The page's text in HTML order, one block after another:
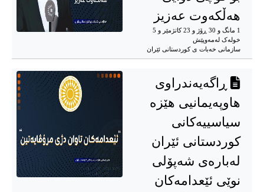
هەڵکەوت عەزیز
1 مانگ و 30 ڕۆژ و 23 کاتژمێر و 5
خوله‌ک له‌مه‌وپێش‌
سازمانی خەبات ی كوردستانی ئێران
ڕاگەیەندراوی
هاوپەیمانیی هێزە
سیاسییەکانی
کوردستانی ئێران
لەبارەی شەپۆلی
نوێی ئێعدامەکان